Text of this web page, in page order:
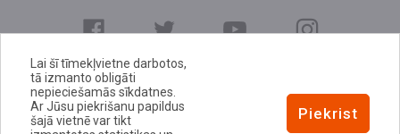
E-adrese
Lai šī tīmekļvietne darbotos,
tā izmanto obligāti
nepieciešamās sīkdatnes.
Ar Jūsu piekrišanu papildus
šajā vietnē var tikt
Piekrist